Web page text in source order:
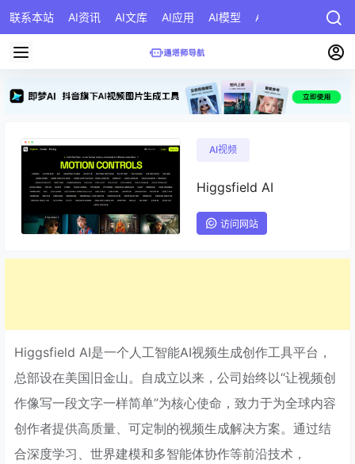
联系本站 AI资讯 AI文库 AI应用 AI模型 AI公司 AI提示词
AI视频
Higgsfield AI
访问网站
Higgsfield AI是一个人工智能AI视频生成创作工具平台，
总部设在美国旧金山。自成立以来，公司始终以“让视频创
作像写一段文字一样简单”为核心使命，致力于为全球内容
创作者提供高质量、可定制的视频生成解决方案。通过结
合深度学习、世界建模和多智能体协作等前沿技术，